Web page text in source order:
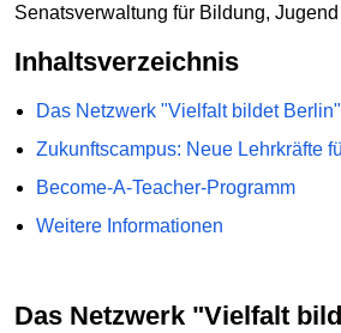
Senatsverwaltung für Bildung,
Inhaltsverzeichnis
Das Netzwerk "Vielfalt bildet Berlin"
Zukunftscampus: Neue Lehrkräfte
Become-A-Teacher-Programm
Weitere Informationen
Das Netzwerk "Vielfalt